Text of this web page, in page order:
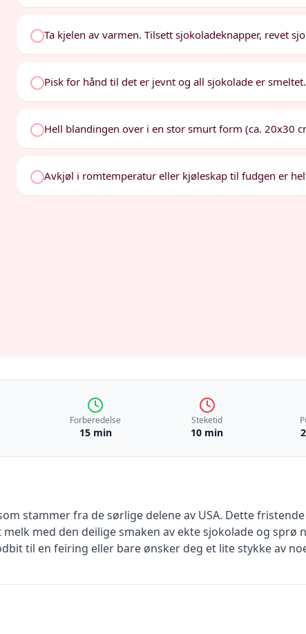
Ta kjelen av varmen. Tilsett sjokoladeknapper, revet
Pisk for hånd til det er jevnt og all sjokolade er smeltet.
Hell blandingen over i en stor smurt form (ca. 20x30
Avkjøl i romtemperatur eller kjøleskap til fudgen er
Forberedelse
15 min
Steketid
10 min
stammer fra de sørlige delene av USA. Dette
med den deilige smaken av ekte sjokolade og sprø
til en feiring eller bare ønsker deg et lite stykke av